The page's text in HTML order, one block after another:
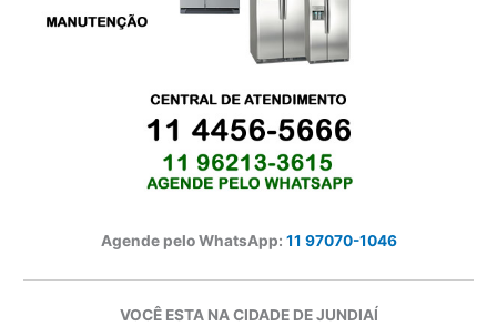
Agende pelo WhatsApp: 11 97070-1046
VOCÊ ESTA NA CIDADE DE JUNDIAÍ